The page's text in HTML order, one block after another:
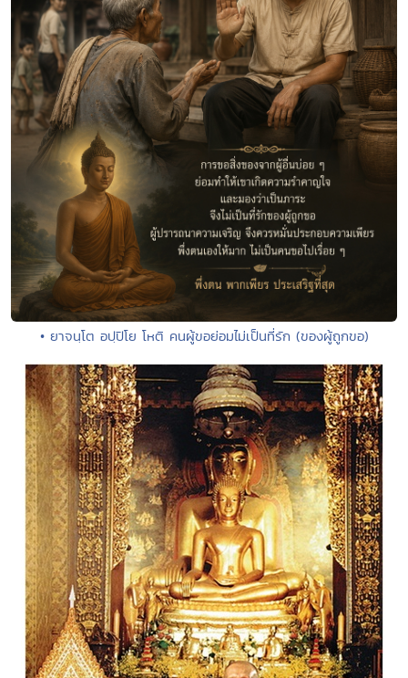
• ยาจนฺโต อปฺปิโย โหติ คนผู้ขอย่อมไม่เป็นที่รัก (ของผู้ถูกขอ)